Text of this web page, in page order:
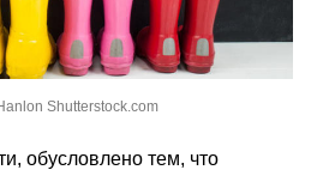
Shutterstock.com
обусловлено тем, что